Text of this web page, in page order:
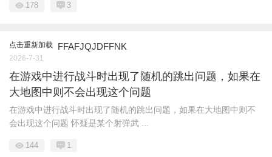
178 3
点击重新加载 FFAFJQJDFFNK
2026-7-31
在游戏中进行战斗时出现了随机的跳出问题，如果在
大地图中则不会出现这个问题
在游戏中进行战斗时出现了随机的跳出问题，如果在大地图中则不
会出现这个问题 怀疑是某个射弹武 ...
144 1